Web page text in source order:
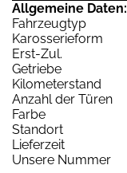
Allgemeine Daten:
Fahrzeugtyp
Karosserieform
Erst-Zul.
Getriebe
Kilometerstand
Anzahl der Türen
Farbe
Standort
Lieferzeit
Unsere Nummer